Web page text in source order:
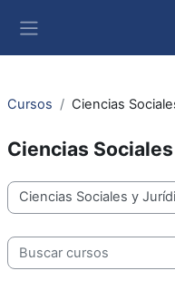
Cursos Ciencias
Ciencias
Categorías
Buscar cursos